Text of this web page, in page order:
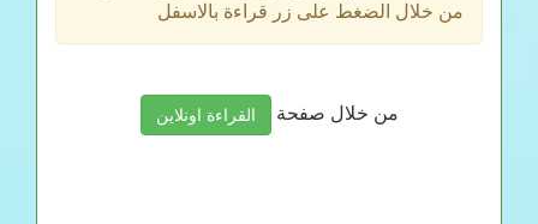
من خلال الضغط على زر قراءة بالاسفل
من خلال صفحة القراءة اونلاين